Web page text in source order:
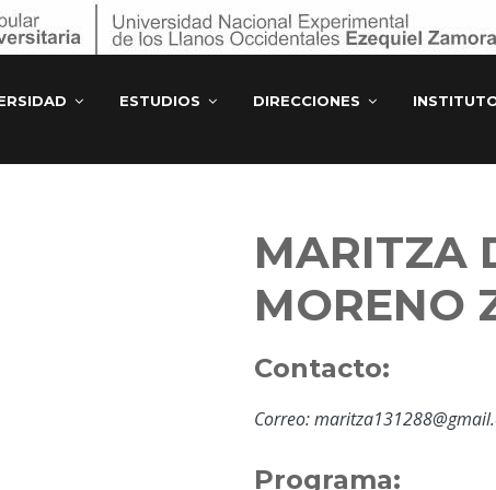
ESTUDIOS DIRECCIONES
MARITZA
MORENO
Contacto:
Correo:
Programa: